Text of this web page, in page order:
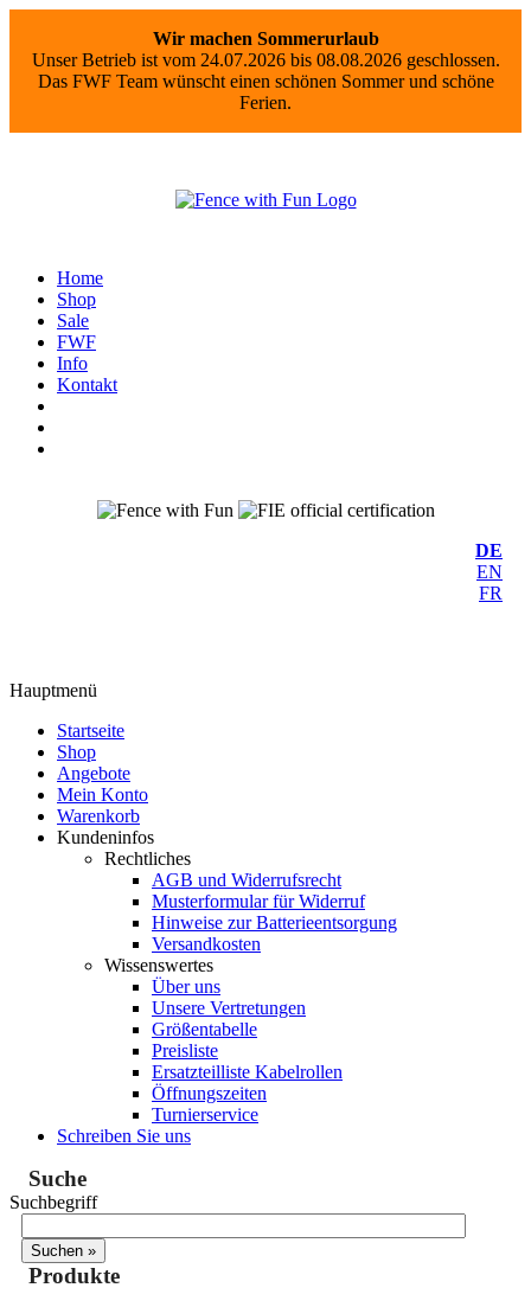
Wir machen Sommerurlaub
Unser Betrieb ist vom 24.07.2026 bis 08.08.2026 geschlossen.
Das FWF Team wünscht einen schönen Sommer und schöne
Ferien.
Home
Shop
Sale
FWF
Info
Kontakt
DE
EN
FR
Hauptmenü
Startseite
Shop
Angebote
Mein Konto
Warenkorb
Kundeninfos
Rechtliches
AGB und Widerrufsrecht
Musterformular für Widerruf
Hinweise zur Batterieentsorgung
Versandkosten
Wissenswertes
Über uns
Unsere Vertretungen
Größentabelle
Preisliste
Ersatzteilliste Kabelrollen
Öffnungszeiten
Turnierservice
Schreiben Sie uns
Suche
Suchbegriff
Produkte